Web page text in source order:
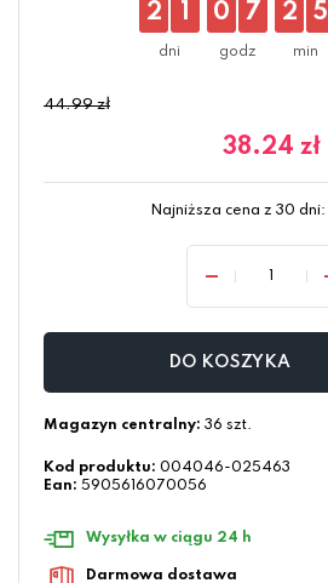
2 1 0 7 2 5
44.99 zł
38.24 zł
Najniższa cena z 30 dni:
DO KOSZYKA
Magazyn centralny: 36 szt.
Kod produktu: 004046-025463
Ean: 5905616070056
Wysyłka w ciągu 24 h
Darmowa dostawa